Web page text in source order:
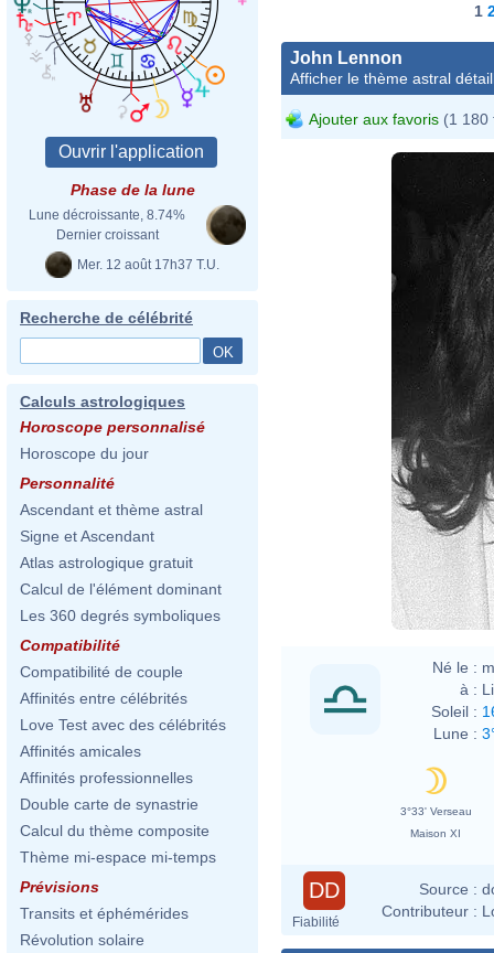
Phase de la lune
Lune décroissante, 8.74%
Dernier croissant
Mer. 12 août 17h37 T.U.
Recherche de célébrité
Calculs astrologiques
Horoscope personnalisé
Horoscope du jour
Personnalité
Ascendant et thème astral
Signe et Ascendant
Atlas astrologique gratuit
Calcul de l'élément dominant
Les 360 degrés symboliques
Compatibilité
Compatibilité de couple
Affinités entre célébrités
Love Test avec des célébrités
Affinités amicales
Affinités professionnelles
Double carte de synastrie
Calcul du thème composite
Thème mi-espace mi-temps
Prévisions
Transits et éphémérides
Révolution solaire
1
John Lennon
Afficher le thème astral
Ajouter aux favoris (1 180
Né le :
à :
Soleil :
Lune :
3°33' Verseau
Maison XI
DD
Fiabilité
Source :
Contributeur :